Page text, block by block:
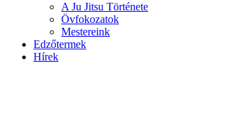
A Ju Jitsu Története
Övfokozatok
Mestereink
Edzőtermek
Hírek